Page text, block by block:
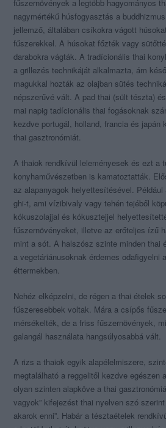
fűszernövények a legtöbb hagyományos
nagymértékű húsfogyasztás a
jellemző, általában csíkokra vágott
fűszerekkel. A húsokat főzték vagy
darabokra vágták. A tradícionális thai
a grillezés technikáját alkalmazta, ám
magukkal hozták az olajban sütés
népszerűvé vált. A pad thai (sült tészta)
mai napig tadícionális thai fogásoknak
kezdve portugál, holland, francia és japán
thai gasztronómiát.
A thaiok rendkívül leleményesek és ezt a
konyhaművészetben is kamatoztatták.
az alapanyagok helyettesítésével.
ghi-t, ami vízibivaly vagy tehén tejéből
kókuszolajjal és kókusztejjel
fűszernövényeket, illetve az erőteljes ízű
mint a sót. A halszósz szinte minden thai
a vegetáriánusoknak érdemes odafigyelni
éttermekben.
Nehéz elképzelni, de régen a thai ételek
fűszeresebbek voltak. Mára a csípős
mérsékelték, de a friss fűszernövények,
galangál használata hangsúlyosabbá vált.
A rizs a thaiok egyik alapélelmiszere,
megtalálható a reggelitől kezdve egészen
olyan szinten alapköve a thai
vagyok” kifejezést thai nyelven szó
akarok enni”. Habár a tésztaételek